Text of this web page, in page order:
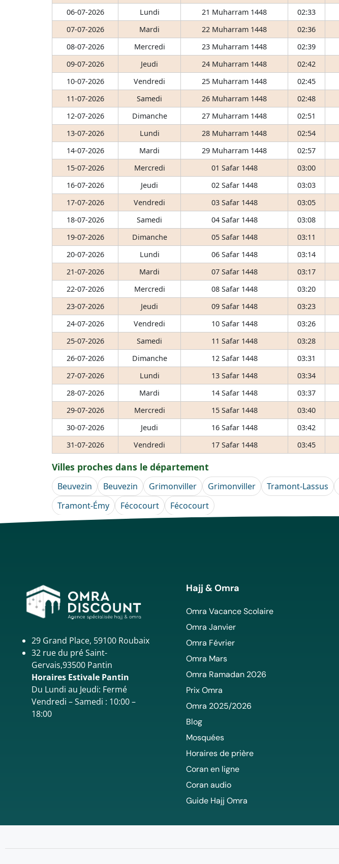
06-07-2026
Lundi 21 Muharram 1448 02:33
07-07-2026
Mardi 22 Muharram 1448 02:36
08-07-2026
Mercredi 23 Muharram 1448 02:39
09-07-2026
Jeudi 24 Muharram 1448 02:42
10-07-2026
Vendredi 25 Muharram 1448 02:45
11-07-2026
Samedi 26 Muharram 1448 02:48
12-07-2026
Dimanche 27 Muharram 1448 02:51
13-07-2026
Lundi 28 Muharram 1448 02:54
14-07-2026
Mardi 29 Muharram 1448 02:57
15-07-2026
Mercredi 01 Safar 1448 03:00
16-07-2026
Jeudi 02 Safar 1448 03:03
17-07-2026
Vendredi 03 Safar 1448 03:05
18-07-2026
Samedi 04 Safar 1448 03:08
19-07-2026
Dimanche 05 Safar 1448 03:11
20-07-2026
Lundi 06 Safar 1448 03:14
21-07-2026
Mardi 07 Safar 1448 03:17
22-07-2026
Mercredi 08 Safar 1448 03:20
23-07-2026
Jeudi 09 Safar 1448 03:23
24-07-2026
Vendredi 10 Safar 1448 03:26
25-07-2026
Samedi 11 Safar 1448 03:28
26-07-2026
Dimanche 12 Safar 1448 03:31
27-07-2026
Lundi 13 Safar 1448 03:34
28-07-2026
Mardi 14 Safar 1448 03:37
29-07-2026
Mercredi 15 Safar 1448 03:40
30-07-2026
Jeudi 16 Safar 1448 03:42
31-07-2026
Vendredi 17 Safar 1448 03:45
Villes proches dans le département
Beuvezin Beuvezin Grimonviller Grimonviller Tramont-Lassus
Tramont-Émy
Fécocourt Fécocourt
29 Grand Place, 59100 Roubaix
32 rue du pré Saint-
Gervais,93500 Pantin
Horaires Estivale Pantin
Du Lundi au Jeudi: Fermé
Vendredi – Samedi : 10:00 –
18:00
Hajj & Omra
Omra Vacance Scolaire
Omra Janvier
Omra Février
Omra Mars
Omra Ramadan 2026
Prix Omra
Omra 2025/2026
Blog
Mosquées
Horaires de prière
Coran en ligne
Coran audio
Guide Hajj Omra